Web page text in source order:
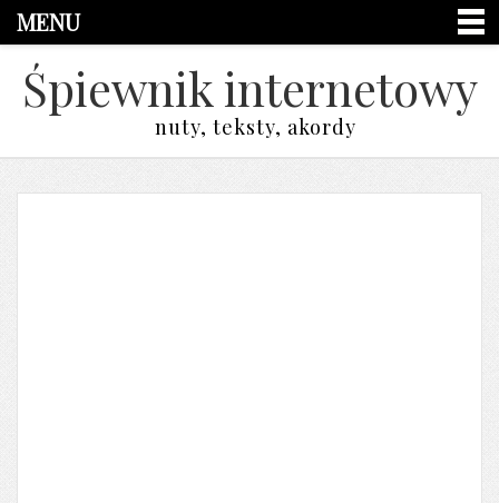
MENU
Śpiewnik internetowy
nuty, teksty, akordy